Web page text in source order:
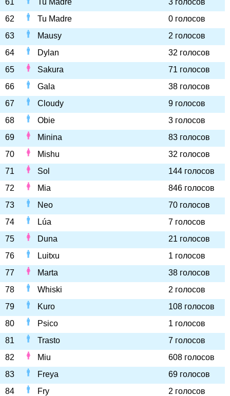
61 Tu Madre
3 голосов
62
Tu Madre
0 голосов
63
Mausy
2 голосов
64
Dylan
32 голосов
65
Sakura
71 голосов
66
Gala
38 голосов
67
Cloudy
9 голосов
68
Obie
3 голосов
69
Minina
83 голосов
70
Mishu
32 голосов
71
Sol
144 голосов
72
Mia
846 голосов
73
Neo
70 голосов
74
Lúa
7 голосов
75
Duna
21 голосов
76
Luitxu
1 голосов
77
Marta
38 голосов
78
Whiski
2 голосов
79
Kuro
108 голосов
80
Psico
1 голосов
81
Trasto
7 голосов
82
Miu
608 голосов
83
Freya
69 голосов
84
Fry
2 голосов